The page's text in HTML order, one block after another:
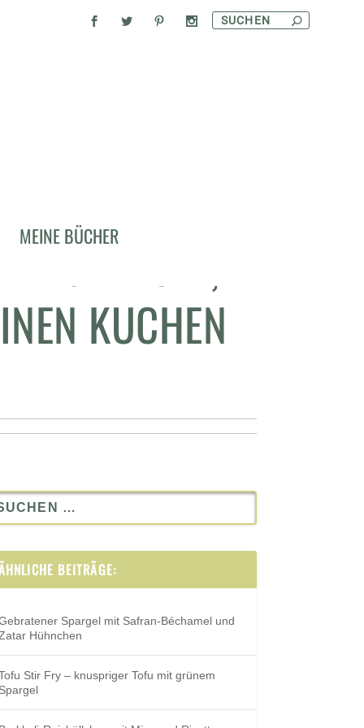
MEINE BÜCHER
SPARGEL,
KUCHEN
BEITRÄGE:
Spargel mit Safran-Béchamel und
Hühnchen
Stir Fry – knuspriger Tofu mit grünem
Spargel